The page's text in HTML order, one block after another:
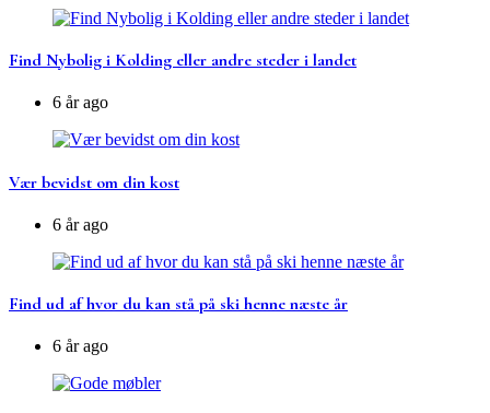
Find Nybolig i Kolding eller andre steder i landet
6 år ago
Vær bevidst om din kost
6 år ago
Find ud af hvor du kan stå på ski henne næste år
6 år ago